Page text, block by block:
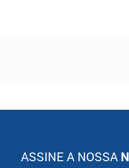
ASSINE A NOSSA